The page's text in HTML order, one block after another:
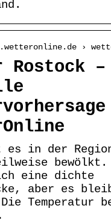
›
Rostock –
es in der
bewölkt.
eine dichte
aber es
Temperatur